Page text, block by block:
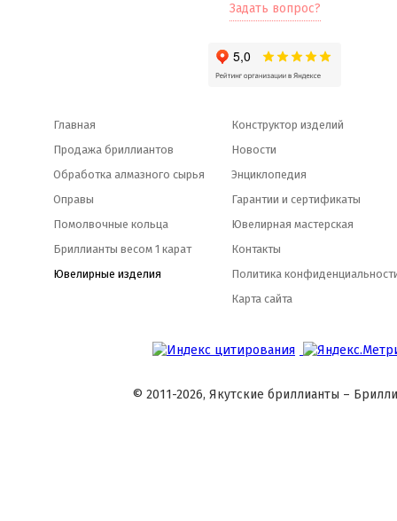
Задать вопрос?
Главная
Продажа бриллиантов
Обработка алмазного сырья
Оправы
Помолвочные кольца
Бриллианты весом 1 карат
Ювелирные изделия
Конструктор изделий
Новости
Энциклопедия
Гарантии и сертификаты
Ювелирная мастерская
Контакты
Политика
Карта сайта
© 2011-2026, Якутские бриллианты –